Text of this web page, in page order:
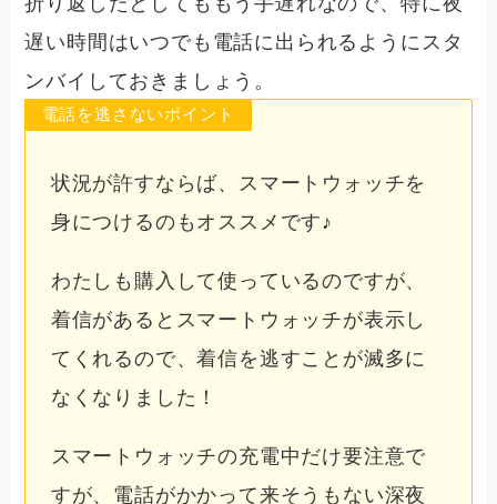
遅い時間はいつでも電話に出られるようにスタ
ンバイしておきましょう。
電話を逃さないポイント
状況が許すならば、スマートウォッチを
身につけるのもオススメです♪
わたしも購入して使っているのですが、
着信があるとスマートウォッチが表示し
てくれるので、着信を逃すことが滅多に
なくなりました！
スマートウォッチの充電中だけ要注意で
すが、電話がかかって来そうもない深夜